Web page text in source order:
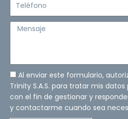
Mensaje
Al enviar este formulario,
Trinity S.A.S. para tratar mis datos
con el fin de gestionar y
y contactarme cuando sea